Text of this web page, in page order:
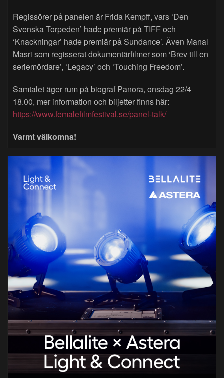
Regissörer på panelen är Frida Kempff, vars ‘Den
Svenska Torpeden’ hade premiär på TIFF och
‘Knackningar’ hade premiär på Sundance’. Även Manal
Masri som regisserat dokumentärfilmer som ‘Brev till en
seriemördare’, ‘Legacy’ och ‘Touching Freedom’.
Samtalet äger rum på biograf Panora, onsdag 22/4
18.00, mer information och biljetter finns här:
https://www.femalefilmfestival.se/panel-talk/
Varmt välkomna!